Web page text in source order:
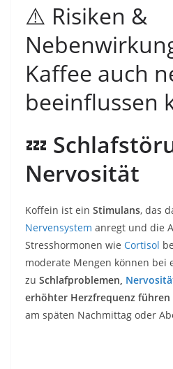
⚠️ Risiken &
Kaffee auch
beeinflussen
💤
Nervosität
Koffein ist ein Stimulans, das
Nervensystem anregt und die
Stresshormonen wie Cortisol
moderate Mengen können bei
zu Schlafproblemen,
erhöhter Herzfrequenz führen
am späten Nachmittag oder